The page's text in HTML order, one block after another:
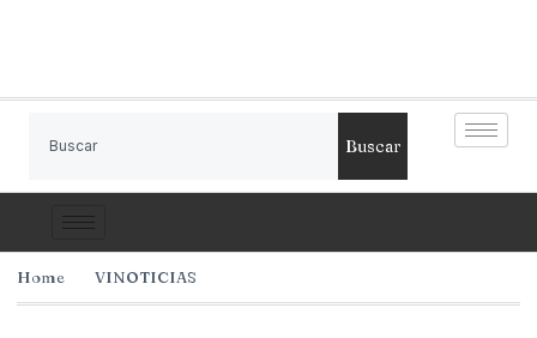
Buscar
Home VINOTICIAS